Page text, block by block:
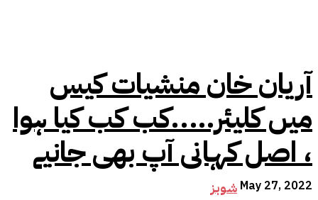
آریان خان منشیات کیس
میں کلیئر…..کب کب کیا ہوا
، اصل کہانی آپ بھی جانیے
شوبز May 27, 2022